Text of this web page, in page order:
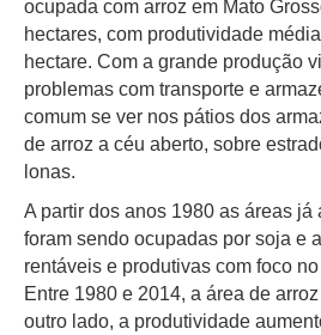
ocupada com arroz em Mato
hectares, com produtividade
hectare. Com a grande produção
problemas com transporte e
comum se ver nos pátios dos
de arroz a céu aberto, sobre
lonas.
A partir dos anos 1980 as áreas já
foram sendo ocupadas por soja e
rentáveis e produtivas com foco
Entre 1980 e 2014, a área de
outro lado, a produtividade